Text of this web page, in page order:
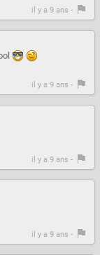
il y a 9 ans -
il y a 9 ans -
il y a 9 ans -
il y a 9 ans -